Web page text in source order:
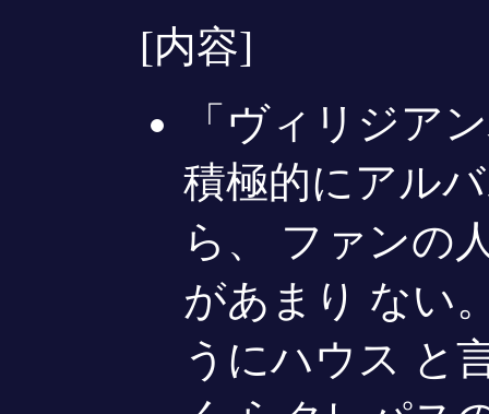
[内容]
「ヴィリジア
積極的にアル
ら、 ファンの
があまり ない
うにハウス と